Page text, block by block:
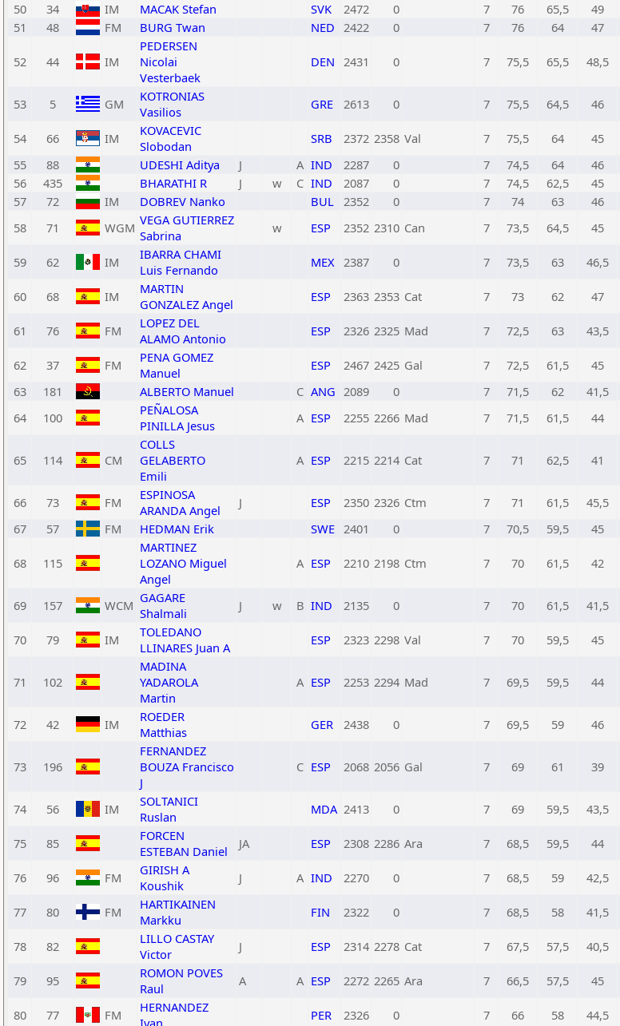
50
34 IM MACAK Stefan SVK 2472 0 7 76 65,5 49
51
48 FM BURG Twan NED 2422 0 7 76 64 47
52 44 IM
PEDERSEN
Nicolai
Vesterbaek
DEN 2431 0 7 75,5 65,5 48,5
53 5 GM
KOTRONIAS
Vasilios
GRE 2613 0 7 75,5 64,5 46
54 66 IM
KOVACEVIC
Slobodan
SRB 2372 2358 Val 7 75,5 64 45
55
88 UDESHI Aditya J A IND 2287 0 7 74,5 64 46
56
435 BHARATHI R J w C IND 2087 0 7 74,5 62,5 45
57
72 IM DOBREV Nanko BUL 2352 0 7 74 63 46
58
71 WGM VEGA GUTIERREZ
Sabrina
w ESP 2352 2310 Can 7 73,5 64,5 45
59 62 IM
IBARRA CHAMI
Luis Fernando
MEX 2387 0 7 73,5 63 46,5
60 68 IM
MARTIN
GONZALEZ Angel
ESP 2363 2353 Cat 7 73 62 47
61 76 FM
LOPEZ DEL
ALAMO Antonio
ESP 2326 2325 Mad 7 72,5 63 43,5
62 37 FM
PENA GOMEZ
Manuel
ESP 2467 2425 Gal 7 72,5 61,5 45
63
181 ALBERTO Manuel C ANG 2089 0 7 71,5 62 41,5
64
100
PEÑALOSA
PINILLA Jesus
A ESP 2255 2266 Mad 7 71,5 61,5 44
65 114 CM
COLLS
GELABERTO
Emili
A ESP 2215 2214 Cat 7 71 62,5 41
66 73 FM
ESPINOSA
ARANDA Angel
J ESP 2350 2326 Ctm 7 71 61,5 45,5
67
57 FM HEDMAN Erik SWE 2401 0 7 70,5 59,5 45
68 115
MARTINEZ
LOZANO Miguel
Angel
A ESP 2210 2198 Ctm 7 70 61,5 42
69 157 WCM GAGARE
Shalmali
J w B IND 2135 0 7 70 61,5 41,5
70 79 IM
TOLEDANO
LLINARES Juan A
ESP 2323 2298 Val 7 70 59,5 45
71 102
MADINA
YADAROLA
Martin
A ESP 2253 2294 Mad 7 69,5 59,5 44
72 42 IM
ROEDER
Matthias
GER 2438 0 7 69,5 59 46
73 196
FERNANDEZ
BOUZA Francisco
J
C ESP 2068 2056 Gal 7 69 61 39
74 56 IM
SOLTANICI
Ruslan
MDA 2413 0 7 69 59,5 43,5
75 85
FORCEN
ESTEBAN Daniel
JA ESP 2308 2286 Ara 7 68,5 59,5 44
76 96 FM
GIRISH A
Koushik
J A IND 2270 0 7 68,5 59 42,5
77 80 FM
HARTIKAINEN
Markku
FIN 2322 0 7 68,5 58 41,5
78 82
LILLO CASTAY
Victor
J ESP 2314 2278 Cat 7 67,5 57,5 40,5
79 95
ROMON POVES
Raul
A A ESP 2272 2265 Ara 7 66,5 57,5 45
80 77 FM
HERNANDEZ
Ivan
PER 2326 0 7 66 58 44,5